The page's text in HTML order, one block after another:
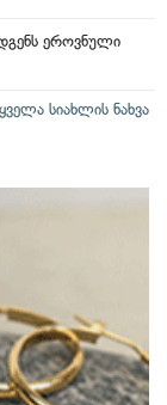
ეროვნული
ყველა სიახლის ნახვა